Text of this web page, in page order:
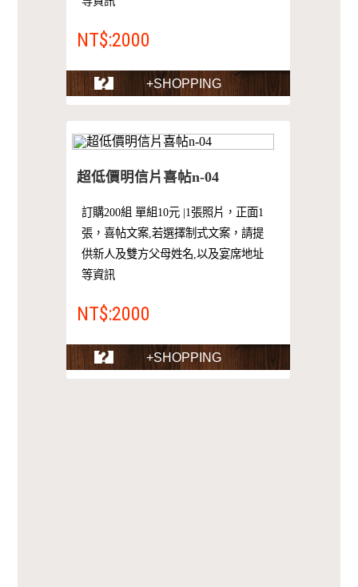
NT$:2000
+SHOPPING
超低價明信片喜帖n-04
訂購200組 單組10元 |1張照片，正面1
張，喜帖文案,若選擇制式文案，請提
供新人及雙方父母姓名,以及宴席地址
等資訊
NT$:2000
+SHOPPING